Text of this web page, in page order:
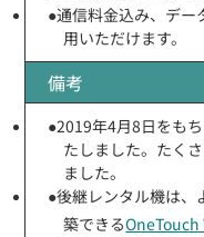
●通信料金込み、デー
用いただけます。
備考
●2019年4月8日をも
たしました。たく
ました。
●後継レンタル機は、
築できるOneTouch